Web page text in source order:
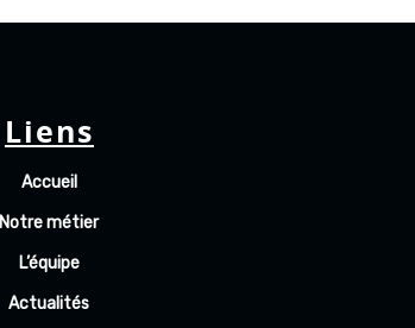
Liens
Accueil
Notre métier
L’équipe
Actualités